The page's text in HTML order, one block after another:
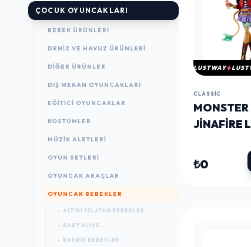
ÇOCUK OYUNCAKLARI
BEBEK ÜRÜNLERI
DENIZ VE HAVUZ ÜRÜNLERI
DIĞER ÜRÜNLER
DIŞ MEKAN OYUNCAKLARI
EĞITICI OYUNCAKLAR
KOSTÜMLER
MÜZIK ALETLERI
OYUN SETLERI
OYUNCAK ARAÇLAR
OYUNCAK BEBEKLER
- ALTINI ISLATAN BEBEKLER
- BABY ALIVE
- BARBIE BEBEKLER
LUSTWAY
CLASSIC
JINAFIRE
₺0